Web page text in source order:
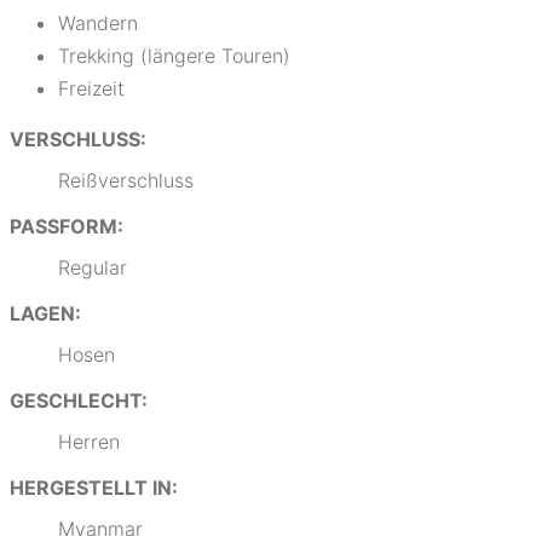
Wandern
Trekking (längere Touren)
Freizeit
VERSCHLUSS:
Reißverschluss
PASSFORM:
Regular
LAGEN:
Hosen
GESCHLECHT:
Herren
HERGESTELLT IN:
Myanmar